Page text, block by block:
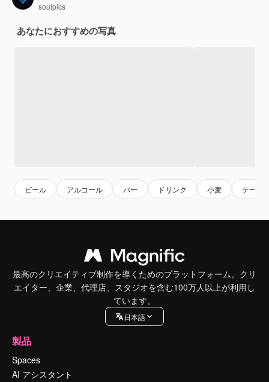
soulpics
あなたにおすすめの写真
ビール アルコール バー ドリンク 小麦 テーブ
最高のクリエイティブ制作を導くためのプラットフォーム。クリ
エイター、企業、代理店、スタジオを含む100万人以上が利用し
ています。
日本語
製品
Spaces
AI アシスタント